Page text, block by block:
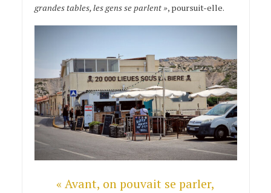
grandes tables, les gens se parlent », poursuit-elle.
« Avant, on pouvait se parler,